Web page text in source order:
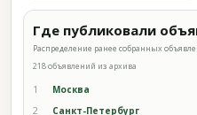
Где публиковали
Распределение ранее собранных
218 объявлений из архива
1 Москва
2 Санкт-Петербург